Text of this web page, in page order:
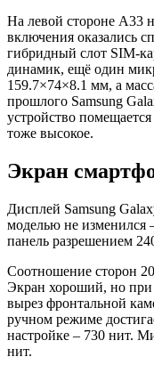
На левой стороне A33
включения оказались
гибридный слот SIM-
динамик, ещё один
159.7×74×8.1 мм, а
прошлого Samsung
устройство
тоже высокое.
Экран
Дисплей Samsung
моделью не изменился
панель разрешением
Соотношение сторон
Экран хороший, но при
вырез фронтальной
ручном режиме
настройке – 730 нит.
нит.